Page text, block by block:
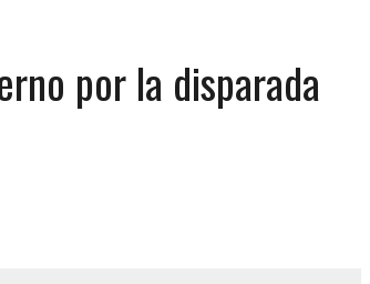
DE VARIOS DE ELLOS EN MATURÍN
MÁS DE 20 PERSONAS ADENTRO
LA VIDA
DENTRO DE SU CASA
VENEZOLANA EN REUNIÓN CON AMIGOS
por la disparada